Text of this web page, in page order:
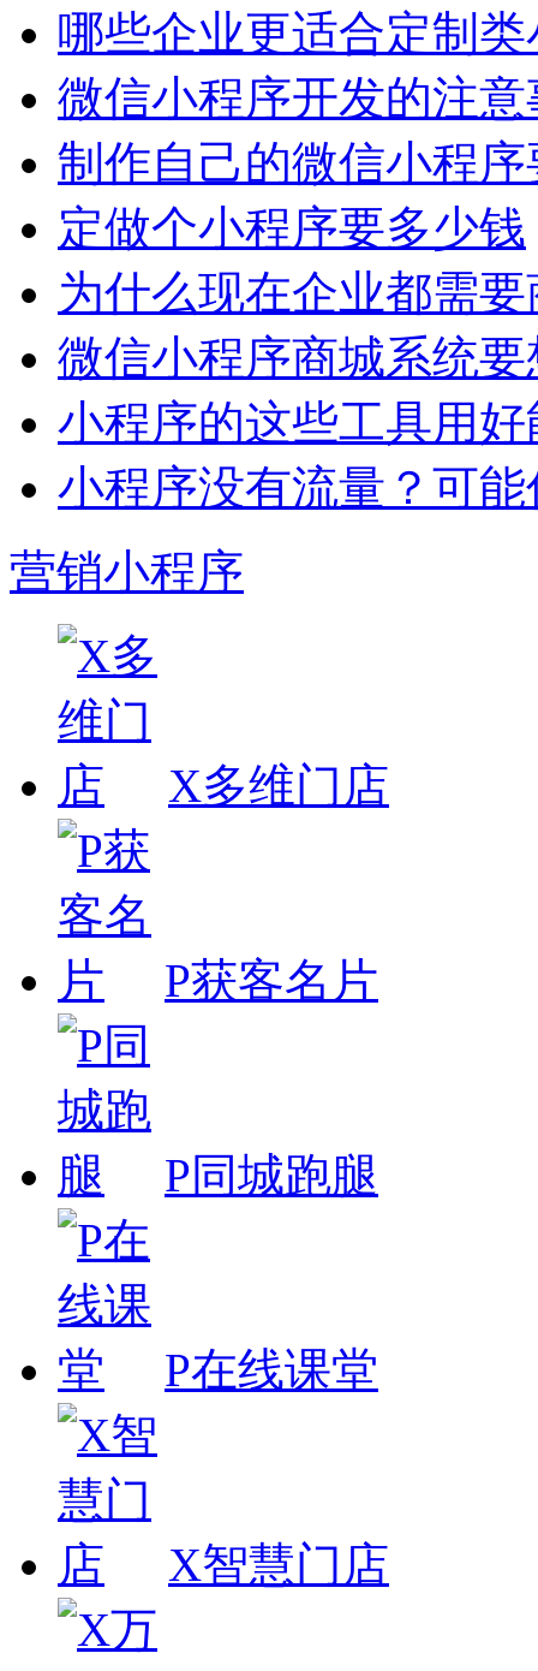
哪些企业更适合定制
微信小程序开发的注
制作自己的微信小程
定做个小程序要多少钱
为什么现在企业都需
微信小程序商城系统
小程序的这些工具用
小程序没有流量？可
营销小程序
X多维门店
P获客名片
P同城跑腿
P在线课堂
X智慧门店